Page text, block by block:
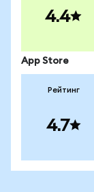
4.4
App Store
Рейтинг
4.7